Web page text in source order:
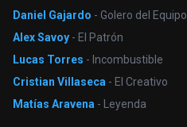
Daniel Gajardo - Golero del Equipo
Alex Savoy - El Patrón
Lucas Torres - Incombustible
Cristian Villaseca - El Creativo
Matías Aravena - Leyenda